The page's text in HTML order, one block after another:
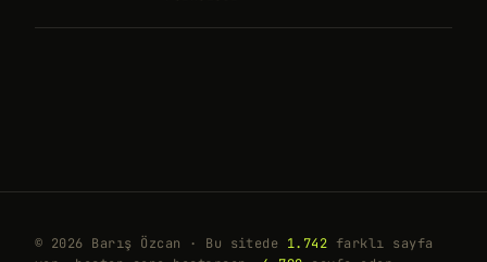
© 2026 Barış Özcan · Bu sitede 1.742 farklı sayfa